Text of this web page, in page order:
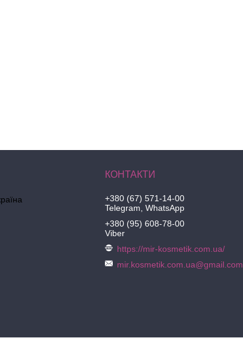
+380 (67) 571-14-00
Telegram, WhatsApp
+380 (95) 608-78-00
Viber
https://mir-kosmetik.com.ua/
mir.kosmetik.com.ua@gmail.com